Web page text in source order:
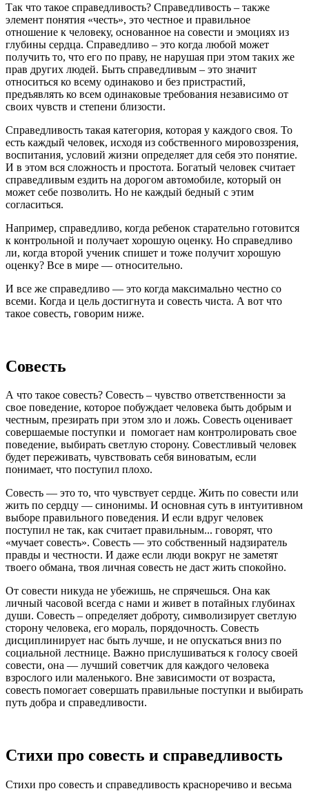
Так что такое справедливость? Справедливость – также
элемент понятия «честь», это честное и правильное
отношение к человеку, основанное на совести и эмоциях из
глубины сердца. Справедливо – это когда любой может
получить то, что его по праву, не нарушая при этом таких же
прав других людей. Быть справедливым – это значит
относиться ко всему одинаково и без пристрастий,
предъявлять ко всем одинаковые требования независимо от
своих чувств и степени близости.
Справедливость такая категория, которая у каждого своя. То
есть каждый человек, исходя из собственного мировоззрения,
воспитания, условий жизни определяет для себя это понятие.
И в этом вся сложность и простота. Богатый человек считает
справедливым ездить на дорогом автомобиле, который он
может себе позволить. Но не каждый бедный с этим
согласиться.
Например, справедливо, когда ребенок старательно готовится
к контрольной и получает хорошую оценку. Но справедливо
ли, когда второй ученик спишет и тоже получит хорошую
оценку? Все в мире — относительно.
И все же справедливо — это когда максимально честно со
всеми. Когда и цель достигнута и совесть чиста. А вот что
такое совесть, говорим ниже.
Совесть
А что такое совесть? Совесть – чувство ответственности за
свое поведение, которое побуждает человека быть добрым и
честным, презирать при этом зло и ложь. Совесть оценивает
совершаемые поступки и помогает нам контролировать свое
поведение, выбирать светлую сторону. Совестливый человек
будет переживать, чувствовать себя виноватым, если
понимает, что поступил плохо.
Совесть — это то, что чувствует сердце. Жить по совести или
жить по сердцу — синонимы. И основная суть в интуитивном
выборе правильного поведения. И если вдруг человек
поступил не так, как считает правильным... говорят, что
«мучает совесть». Совесть — это собственный надзиратель
правды и честности. И даже если люди вокруг не заметят
твоего обмана, твоя личная совесть не даст жить спокойно.
От совести никуда не убежишь, не спрячешься. Она как
личный часовой всегда с нами и живет в потайных глубинах
души. Совесть – определяет доброту, символизирует светлую
сторону человека, его мораль, порядочность. Совесть
дисциплинирует нас быть лучше, и не опускаться вниз по
социальной лестнице. Важно прислушиваться к голосу своей
совести, она — лучший советчик для каждого человека
взрослого или маленького. Вне зависимости от возраста,
совесть помогает совершать правильные поступки и выбирать
путь добра и справедливости.
Стихи про совесть и справедливость
Стихи про совесть и справедливость красноречиво и весьма